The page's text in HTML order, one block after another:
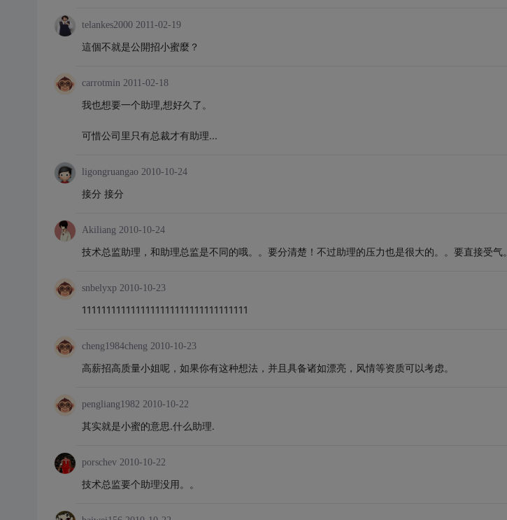
telankes2000 2011-02-19
這個不就是公開招小蜜麼？
carrotmin 2011-02-18
我也想要一个助理,想好久了。
可惜公司里只有总裁才有助理...
ligongruangao 2010-10-24
接分 接分
Akiliang 2010-10-24
技术总监助理，和助理总监是不同的哦。。要分清楚！不过助理的压力也是很大的。。要直接受气。
snbelyxp 2010-10-23
1111111111111111111111111111111111
cheng1984cheng 2010-10-23
高薪招高质量小姐呢，如果你有这种想法，并且具备诸如漂亮，风情等资质可以考虑。
pengliang1982 2010-10-22
其实就是小蜜的意思.什么助理.
porschev 2010-10-22
技术总监要个助理没用。。